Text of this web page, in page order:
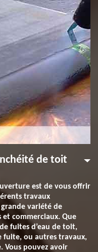
de toit
est de vous offrir
travaux
variété de
et commerciaux. Que
fuites d’eau de toit,
fuite, ou autres travaux,
Vous pouvez avoir